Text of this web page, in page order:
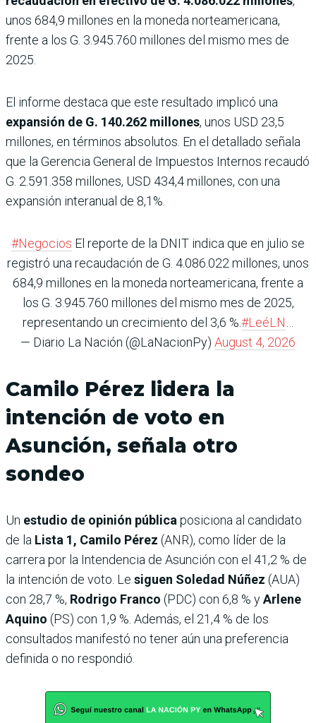
unos 684,9 millones en la moneda norteamericana,
frente a los G. 3.945.760 millones del mismo mes de
2025.
El informe destaca que este resultado implicó una
expansión de G. 140.262 millones, unos USD 23,5
millones, en términos absolutos. En el detallado señala
que la Gerencia General de Impuestos Internos recaudó
G. 2.591.358 millones, USD 434,4 millones, con una
expansión interanual de 8,1%.
#Negocios El reporte de la DNIT indica que en julio se
registró una recaudación de G. 4.086.022 millones, unos
684,9 millones en la moneda norteamericana, frente a
los G. 3.945.760 millones del mismo mes de 2025,
representando un crecimiento del 3,6 %.#LeéLN
— Diario La Nación (@LaNacionPy) August 4, 2026
Camilo Pérez lidera la
intención de voto en
Asunción, señala otro
sondeo
Un estudio de opinión pública posiciona al candidato
de la Lista 1, Camilo Pérez (ANR), como líder de la
carrera por la Intendencia de Asunción con el 41,2 % de
la intención de voto. Le siguen Soledad Núñez (AUA)
con 28,7 %, Rodrigo Franco (PDC) con 6,8 % yArlene
Aquino (PS) con 1,9 %. Además, el 21,4 % de los
consultados manifestó no tener aún una preferencia
definida o no respondió.